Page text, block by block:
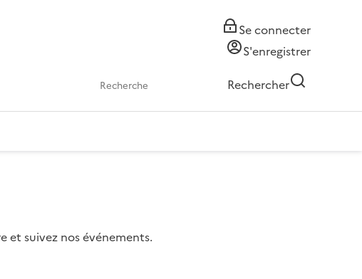
Se connecter
S'enregistrer
Rechercher
et suivez nos événements.